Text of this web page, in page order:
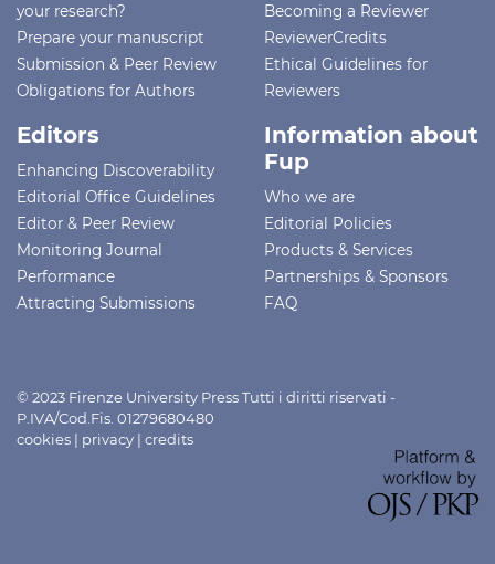
your research?
Prepare your manuscript
Submission & Peer Review
Obligations for Authors
Becoming a Reviewer
ReviewerCredits
Ethical Guidelines for
Reviewers
Editors
Enhancing Discoverability
Editorial Office Guidelines
Editor & Peer Review
Monitoring Journal
Performance
Attracting Submissions
Information about
Fup
Who we are
Editorial Policies
Products & Services
Partnerships & Sponsors
FAQ
© 2023 Firenze University Press Tutti i diritti riservati -
P.IVA/Cod.Fis. 01279680480
cookies | privacy | credits